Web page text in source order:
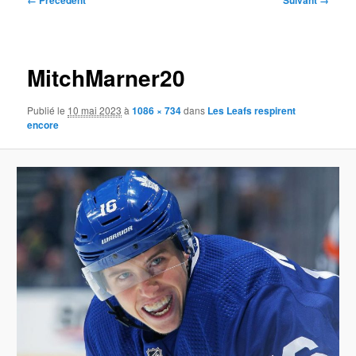
MitchMarner20
Publié le 10 mai 2023 à1086 × 734dans Les Leafs respirent
encore